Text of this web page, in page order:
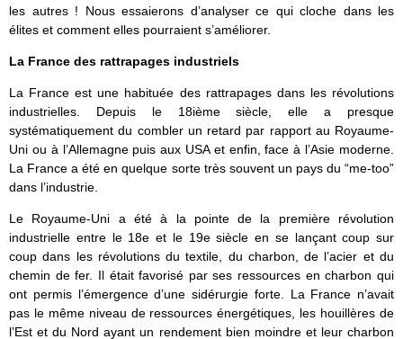
les autres ! Nous essaierons d’analyser ce qui cloche dans les
élites et comment elles pourraient s’améliorer.
La France des rattrapages industriels
La France est une habituée des rattrapages dans les révolutions
industrielles. Depuis le 18ième siècle, elle a presque
systématiquement du combler un retard par rapport au Royaume-
Uni ou à l’Allemagne puis aux USA et enfin, face à l’Asie moderne.
La France a été en quelque sorte très souvent un pays du “me-too”
dans l’industrie.
Le Royaume-Uni a été à la pointe de la première révolution
industrielle entre le 18e et le 19e siècle en se lançant coup sur
coup dans les révolutions du textile, du charbon, de l’acier et du
chemin de fer. Il était favorisé par ses ressources en charbon qui
ont permis l’émergence d’une sidérurgie forte. La France n’avait
pas le même niveau de ressources énergétiques, les houillères de
l’Est et du Nord ayant un rendement bien moindre et leur charbon